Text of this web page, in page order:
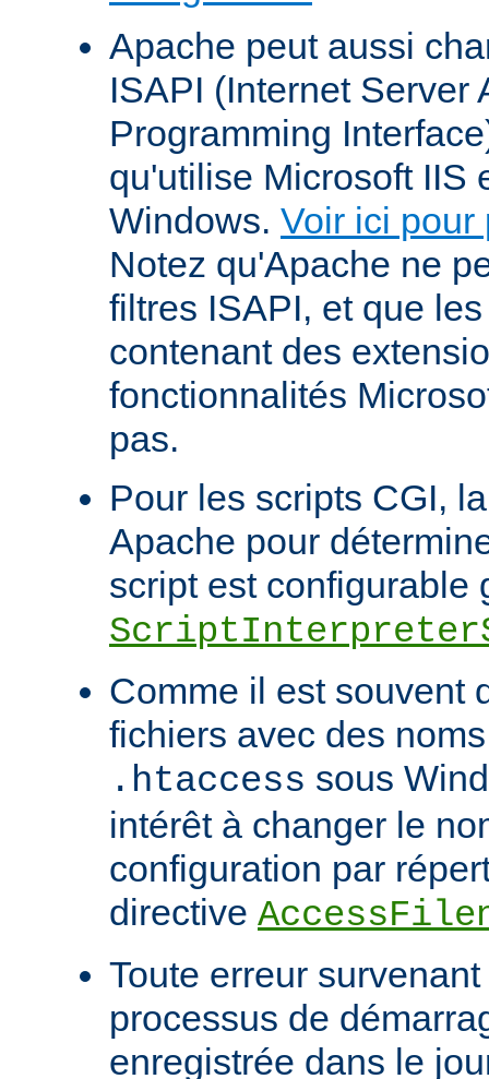
Apache peut aussi
ISAPI (Internet Server
Programming
qu'utilise Microsoft IIS
Windows. Voir ici pour
Notez qu'Apache ne
filtres ISAPI, et que
contenant des
fonctionnalités
pas.
Pour les scripts CGI,
Apache pour
script est configurable
Comme il est souvent
fichiers avec des
.htaccess sous
intérêt à changer le
configuration par
directive
Toute erreur
processus de
enregistrée dans le